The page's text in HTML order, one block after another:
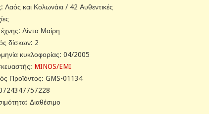
Λαός και Κολωνάκι / 42 Αυθεντικές
Λίντα Μαίρη
δίσκων: 2
κυκλοφορίας: 04/2005
MINOS/EMI
Προϊόντος: GMS-01134
Διαθέσιμο